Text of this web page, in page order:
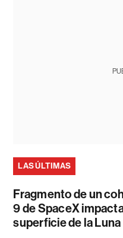
LAS ÚLTIMAS
Fragmento de un
9 de SpaceX
superficie de la Luna